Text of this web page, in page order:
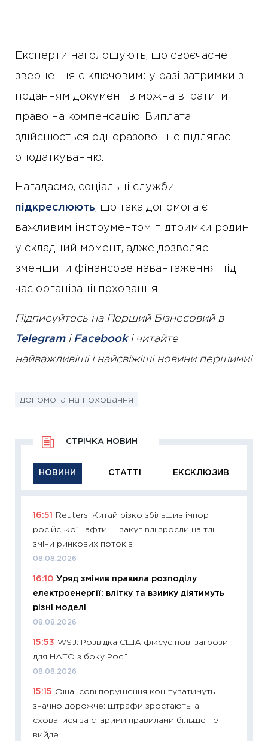
Експерти наголошують, що своєчасне
звернення є ключовим: у разі затримки з
поданням документів можна втратити
право на компенсацію. Виплата
здійснюється одноразово і не підлягає
оподаткуванню.
Нагадаємо, соціальні служби
підкреслюють, що така допомога є
важливим інструментом підтримки родин
у складний момент, адже дозволяє
зменшити фінансове навантаження під
час організації поховання.
Підписуйтесь на Перший Бізнесовий в
Telegramі Facebookі читайте
найважливіші і найсвіжіші новини першими!
допомога на поховання
НОВИНИ СТАТТІ ЕКСКЛЮЗИВ
СТРІЧКА НОВИН
16:51
Reuters: Китай різко збільшив імпорт
російської нафти — закупівлі зросли на тлі
зміни ринкових потоків
08.08.2026
16:10 Уряд змінив правила розподілу
електроенергії: влітку та взимку діятимуть
різні моделі
08.08.2026
15:53 WSJ: Розвідка США фіксує нові загрози
для НАТО з боку Росії
08.08.2026
15:15 Фінансові порушення коштуватимуть
значно дорожче: штрафи зростають, а
сховатися за старими правилами більше не
вийде